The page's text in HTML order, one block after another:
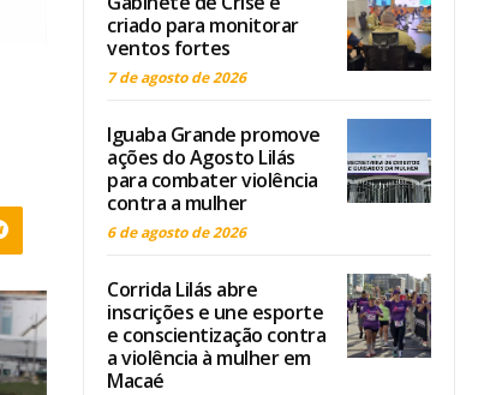
criado para monitorar
ventos fortes
7 de agosto de 2026
Iguaba Grande promove
ações do Agosto Lilás
para combater violência
contra a mulher
6 de agosto de 2026
Corrida Lilás abre
inscrições e une esporte
e conscientização contra
a violência à mulher em
Macaé